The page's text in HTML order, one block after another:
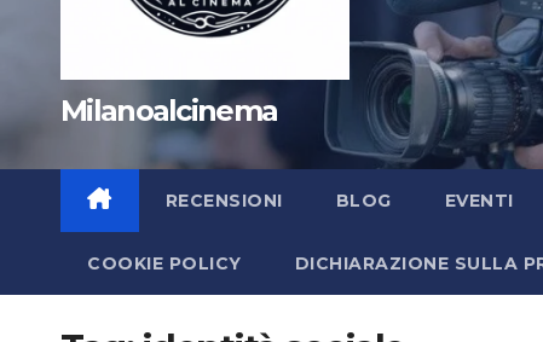
Milanoalcinema
RECENSIONI BLOG EVENTI
COOKIE POLICY DICHIARAZIONE SULLA